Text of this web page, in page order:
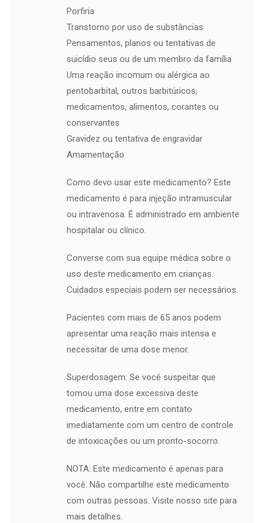
Porfiria
Transtorno por uso de substâncias
Pensamentos, planos ou tentativas de
suicídio seus ou de um membro da família
Uma reação incomum ou alérgica ao
pentobarbital, outros barbitúricos,
medicamentos, alimentos, corantes ou
conservantes
Gravidez ou tentativa de engravidar
Amamentação
Como devo usar este medicamento? Este
medicamento é para injeção intramuscular
ou intravenosa. É administrado em ambiente
hospitalar ou clínico.
Converse com sua equipe médica sobre o
uso deste medicamento em crianças.
Cuidados especiais podem ser necessários.
Pacientes com mais de 65 anos podem
apresentar uma reação mais intensa e
necessitar de uma dose menor.
Superdosagem: Se você suspeitar que
tomou uma dose excessiva deste
medicamento, entre em contato
imediatamente com um centro de controle
de intoxicações ou um pronto-socorro.
NOTA: Este medicamento é apenas para
você. Não compartilhe este medicamento
com outras pessoas. Visite nosso site para
mais detalhes.